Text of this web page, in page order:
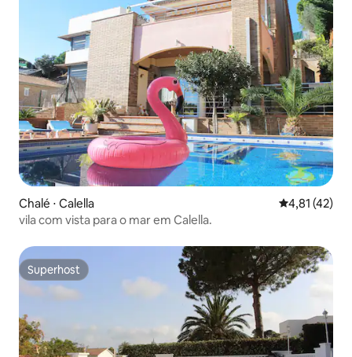
Chalé ⋅ Calella 4,81 de uma
4,81 (42)
vila com vista para o mar em Calella.
Superhost
Superhost